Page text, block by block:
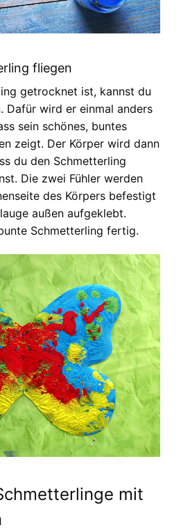
fliegen
getrocknet ist, kannst du
Dafür wird er einmal anders
sein schönes, buntes
zeigt. Der Körper wird dann
du den Schmetterling
Die zwei Fühler werden
des Körpers befestigt
außen aufgeklebt.
Schmetterling fertig.
mit